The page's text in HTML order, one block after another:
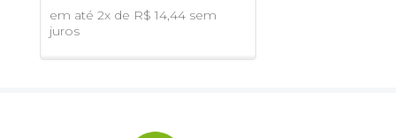
em até 2x de R$ 14,44 sem
juros